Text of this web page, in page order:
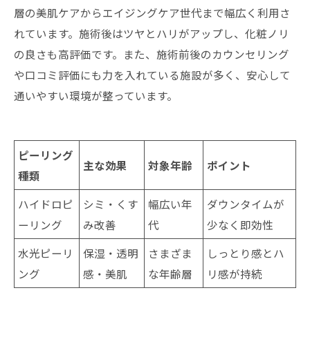
層の美肌ケアからエイジングケア世代まで幅広く利用さ
れています。施術後はツヤとハリがアップし、化粧ノリ
の良さも高評価です。また、施術前後のカウンセリング
や口コミ評価にも力を入れている施設が多く、安心して
通いやすい環境が整っています。
ピーリング
種類
主な効果 対象年齢 ポイント
ハイドロピ
ーリング
シミ・くす
み改善
幅広い年
代
ダウンタイムが
少なく即効性
水光ピーリ
ング
保湿・透明
感・美肌
さまざま
な年齢層
しっとり感とハ
リ感が持続